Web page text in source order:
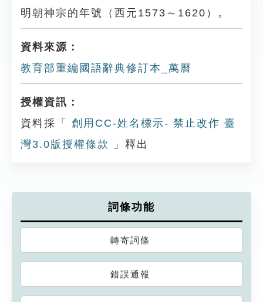
明朝神宗的年號（西元1573～1620）。
資料來源：
教育部重編國語辭典修訂本_萬曆
授權資訊：
資料採「
創用CC-姓名標示- 禁止改作 臺
灣3.0版授權條款
」釋出
詞條功能
轉寄詞條
錯誤通報